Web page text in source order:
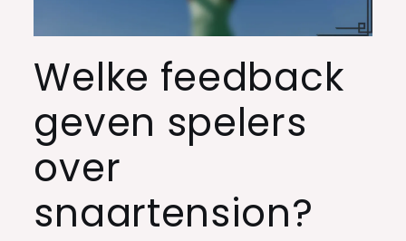
Welke feedback
geven spelers
over
snaartension?